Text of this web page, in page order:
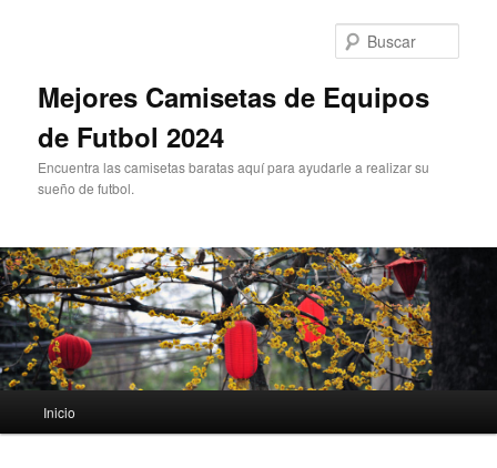
Mejores Camisetas de Equipos
de Futbol 2024
Encuentra las camisetas baratas aquí para ayudarle a realizar su
sueño de futbol.
principal
Inicio